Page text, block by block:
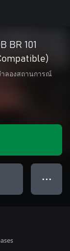
BR 101
ำลองสถานการณ์
● ● ●